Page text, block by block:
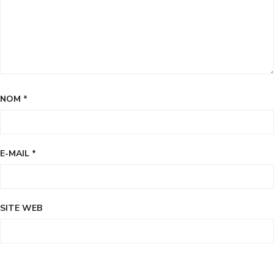
NOM *
E-MAIL *
SITE WEB